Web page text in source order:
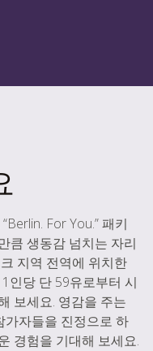
For You.” 패키
큼 생동감 넘치는 자리
지역 전역에 위치한
인당 단 59유로부터 시
보세요. 영감을 주는
가자들을 진정으로 하
경험을 기대해 보세요.